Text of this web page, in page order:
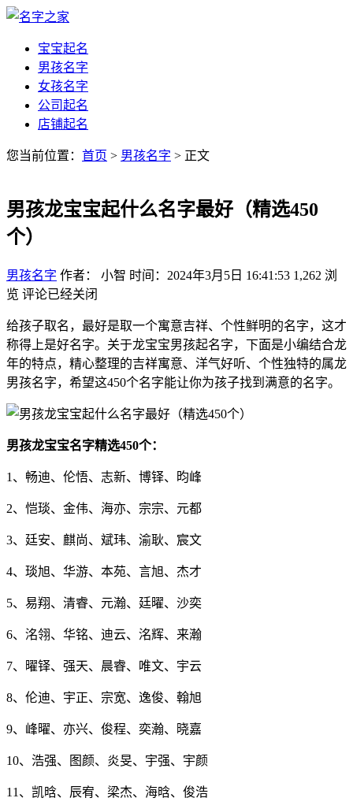
宝宝起名
男孩名字
女孩名字
公司起名
店铺起名
您当前位置： 首页 > 男孩名字 > 正文
男孩龙宝宝起什么名字最好（精选450
个）
男孩名字 作者： 小智 时间：2024年3月5日 16:41:53 1,262 浏
览 评论已经关闭
给孩子取名，最好是取一个寓意吉祥、个性鲜明的名字，这才
称得上是好名字。关于龙宝宝男孩起名字，下面是小编结合龙
年的特点，精心整理的吉祥寓意、洋气好听、个性独特的属龙
男孩名字，希望这450个名字能让你为孩子找到满意的名字。
男孩龙宝宝名字精选450个：
1、畅迪、伦悟、志新、博铎、昀峰
2、恺琰、金伟、海亦、宗宗、元都
3、廷安、麒尚、斌玮、渝耿、宸文
4、琰旭、华游、本苑、言旭、杰才
5、易翔、清睿、元瀚、廷曜、沙奕
6、洺翎、华铭、迪云、洺辉、来瀚
7、曜铎、强天、晨睿、唯文、宇云
8、伦迪、宇正、宗宽、逸俊、翰旭
9、峰曜、亦兴、俊程、奕瀚、晓嘉
10、浩强、图颜、炎旻、宇强、宇颜
11、凯晗、辰宥、梁杰、海晗、俊浩